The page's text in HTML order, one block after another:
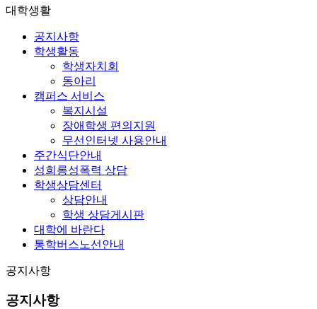
대학생활
공지사항
학생활동
학생자치회
동아리
캠퍼스 서비스
복지시설
장애학생 편의지원
무선인터넷 사용안내
주간식단안내
성희롱성폭력 상담
학생상담센터
상담안내
학생 상담게시판
대학에 바란다
통학버스노선안내
공지사항
공지사항